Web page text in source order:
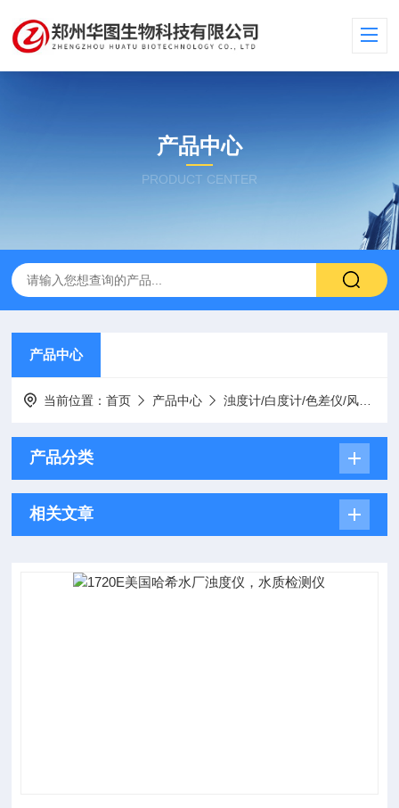
产品中心
PRODUCT CENTER
产品中心
当前位置：首页 产品中心 浊度计/白度计/色差仪/风速计/色度仪
产品分类
相关文章